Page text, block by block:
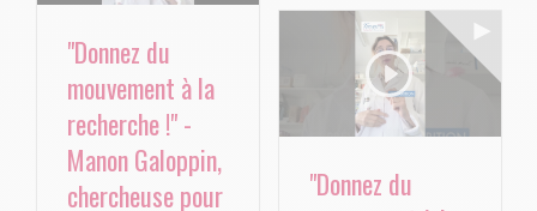
"Donnez du
mouvement à la
recherche !" -
Manon Galoppin,
chercheuse pour
"Donnez du